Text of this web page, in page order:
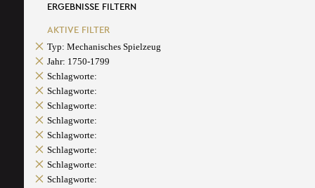
ERGEBNISSE FILTERN
AKTIVE FILTER
Typ: Mechanisches Spielzeug
Jahr: 1750-1799
Schlagworte:
Schlagworte:
Schlagworte:
Schlagworte:
Schlagworte:
Schlagworte:
Schlagworte:
Schlagworte: